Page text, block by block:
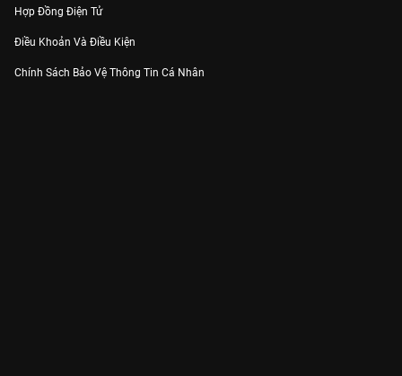
Hợp Đồng Điện Tử
Điều Khoản Và Điều Kiện
Chính Sách Bảo Vệ Thông Tin Cá Nhân